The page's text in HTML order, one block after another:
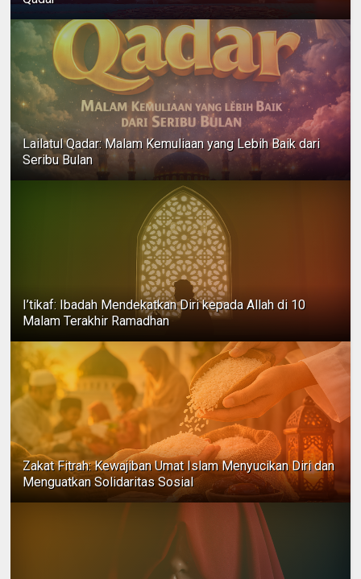
Lailatul Qadar: Malam Kemuliaan yang Lebih Baik dari
Seribu Bulan
I’tikaf: Ibadah Mendekatkan Diri kepada Allah di 10
Malam Terakhir Ramadhan
Zakat Fitrah: Kewajiban Umat Islam Menyucikan Diri dan
Menguatkan Solidaritas Sosial